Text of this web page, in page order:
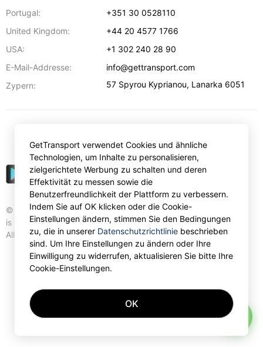
Portugal:
+351 30 0528110
United Kingdom:
+44 20 4577 1766
USA:
+1 302 240 28 90
E-Mail-Addresse:
info@gettransport.com
Zypern:
57 Spyrou Kyprianou, Lanarka 6051
© Gettransport International Limited. GetTransport®
is trademark of Gettransport International Limited.
All rights reserved.
GetTransport verwendet Cookies und ähnliche
Technologien, um Inhalte zu personalisieren,
zielgerichtete Werbung zu schalten und deren
Effektivität zu messen sowie die
Benutzerfreundlichkeit der Plattform zu verbessern.
Indem Sie auf OK klicken oder die Cookie-
Einstellungen ändern, stimmen Sie den Bedingungen
zu, die in unserer Datenschutzrichtlinie beschrieben
sind. Um Ihre Einstellungen zu ändern oder Ihre
Einwilligung zu widerrufen, aktualisieren Sie bitte Ihre
Cookie-Einstellungen.
OK
AI